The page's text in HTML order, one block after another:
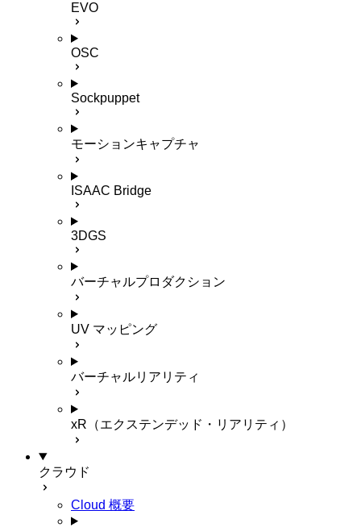
EVO
OSC
Sockpuppet
モーションキャプチャ
ISAAC Bridge
3DGS
バーチャルプロダクション
UV マッピング
バーチャルリアリティ
xR（エクステンデッド・リアリティ）
クラウド
Cloud 概要